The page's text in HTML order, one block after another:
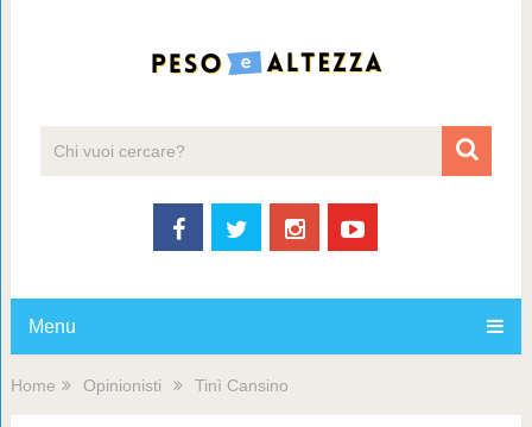
Menu
Home Opinionisti Tinì Cansino